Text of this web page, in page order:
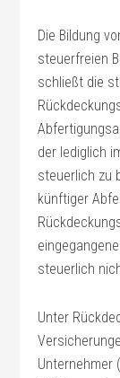
Die Bildung
steuerfreien
schließt die
der lediglich
steuerlich zu
künftiger
steuerlich
Unter
Unternehmer